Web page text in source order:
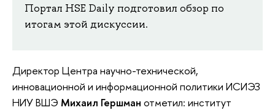
Портал HSE Daily подготовил обзор по
итогам этой дискуссии.
Директор Центра научно-технической,
инновационной и информационной политики ИСИЭЗ
НИУ ВШЭ Михаил Гершман отметил: институт